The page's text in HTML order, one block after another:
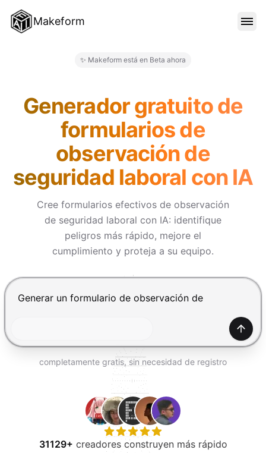
Makeform
PRECIOS
INICIAR SESIÓN
✨ Makeform está en Beta ahora
Generador gratuito de
formularios de
observación de
seguridad laboral con IA
Cree formularios efectivos de observación
de seguridad laboral con IA: identifique
peligros más rápido, mejore el
cumplimiento y proteja a su equipo.
Presiona Enter para enviar, Shift+Enter para añadir
completamente gratis, sin necesidad de registro
31129+ creadores construyen más rápido